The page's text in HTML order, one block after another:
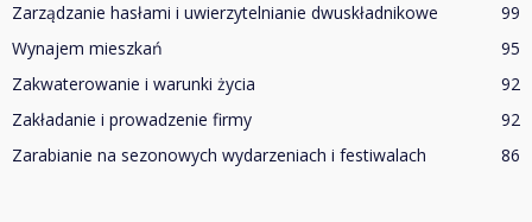
Zarządzanie hasłami i uwierzytelnianie dwuskładnikowe
99
Wynajem mieszkań
95
Zakwaterowanie i warunki życia
92
Zakładanie i prowadzenie firmy
92
Zarabianie na sezonowych wydarzeniach i festiwalach
86